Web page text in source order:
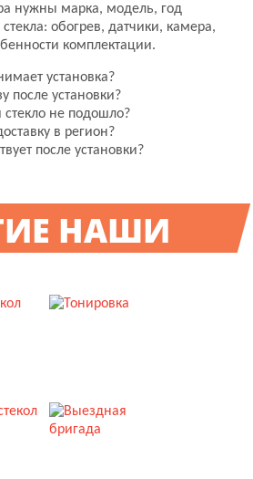
нужны марка, модель, год
обогрев, датчики, камера,
комплектации.
установка?
после установки?
стекло не подошло?
в регион?
после установки?
НАШИ